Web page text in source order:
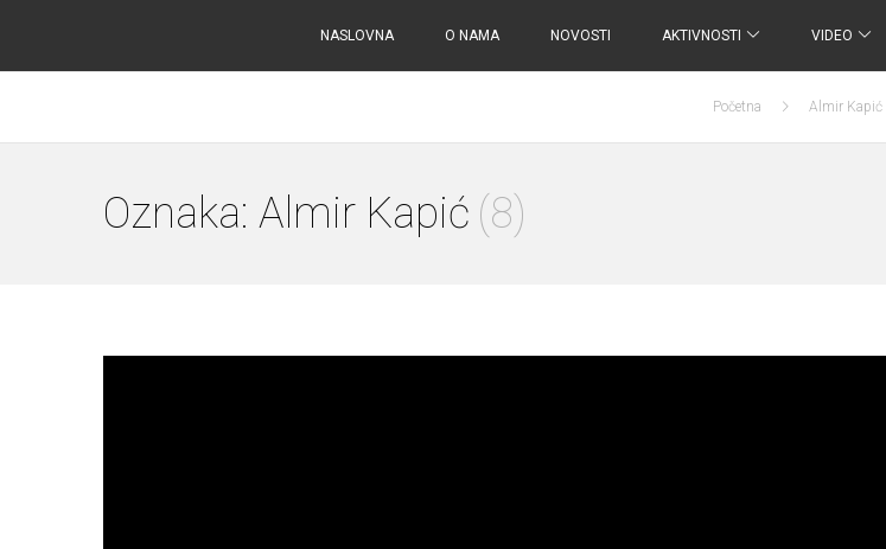
NASLOVNA O NAMA NOVOSTI AKTIVNOSTI VIDEO
Početna Almir Kapić
Oznaka: Almir Kapić (8)